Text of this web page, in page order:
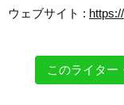
ウェブサイト :
このライター